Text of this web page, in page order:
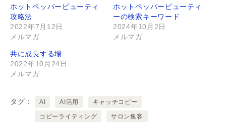
ホットペッパービューティ
攻略法
2022年7月12日
メルマガ
ホットペッパービューティ
ーの検索キーワード
2024年10月2日
メルマガ
共に成長する場
2022年10月24日
メルマガ
タグ AI AI活用 キャッチコピー
コピーライティング サロン集客